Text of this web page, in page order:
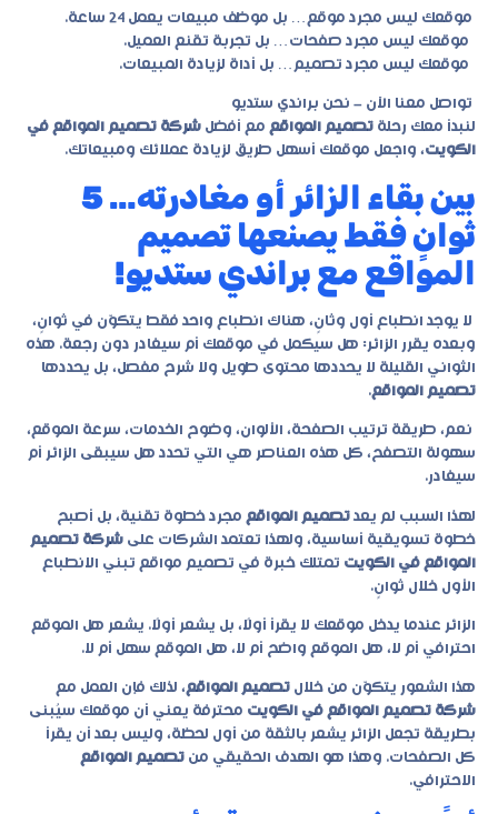
موقعك ليس مجرد موقع… بل موظف مبيعات يعمل 24 ساعة.
موقعك ليس مجرد صفحات… بل تجربة تقنع العميل.
موقعك ليس مجرد تصميم… بل أداة لزيادة المبيعات.
تواصل معنا الآن – نحن براندي ستديو
لنبدأ معك رحلة تصميم المواقع مع أفضل شركة تصميم المواقع في
الكويت، واجعل موقعك أسهل طريق لزيادة عملائك ومبيعاتك.
بين بقاء الزائر أو مغادرته… 5
ثوانٍ فقط يصنعها تصميم
المواقع مع براندي ستديو!
لا يوجد انطباع أول وثانٍ، هناك انطباع واحد فقط يتكوّن في ثوانٍ،
وبعده يقرر الزائر: هل سيكمل في موقعك أم سيغادر دون رجعة. هذه
الثواني القليلة لا يحددها محتوى طويل ولا شرح مفصل، بل يحددها
تصميم المواقع.
نعم، طريقة ترتيب الصفحة، الألوان، وضوح الخدمات، سرعة الموقع،
سهولة التصفح، كل هذه العناصر هي التي تحدد هل سيبقى الزائر أم
سيغادر.
لهذا السبب لم يعد تصميم المواقع مجرد خطوة تقنية، بل أصبح
خطوة تسويقية أساسية، ولهذا تعتمد الشركات على شركة تصميم
المواقع في الكويت تمتلك خبرة في تصميم مواقع تبني الانطباع
الأول خلال ثوانٍ.
الزائر عندما يدخل موقعك لا يقرأ أولًا، بل يشعر أولًا. يشعر هل الموقع
احترافي أم لا، هل الموقع واضح أم لا، هل الموقع سهل أم لا.
هذا الشعور يتكوّن من خلال تصميم المواقع، لذلك فإن العمل مع
شركة تصميم المواقع في الكويت محترفة يعني أن موقعك سيُبنى
بطريقة تجعل الزائر يشعر بالثقة من أول لحظة، وليس بعد أن يقرأ
كل الصفحات. وهذا هو الهدف الحقيقي من تصميم المواقع
الاحترافي.